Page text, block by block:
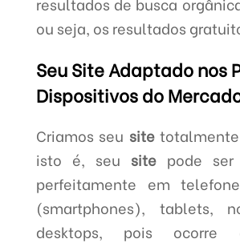
ou seja, os resultados
Seu Site Adaptado nos
Dispositivos do
Criamos seu sitetotalmente
isto é, seu site pode ser
perfeitamente em
(smartphones), tablets,
desktops, pois ocorre